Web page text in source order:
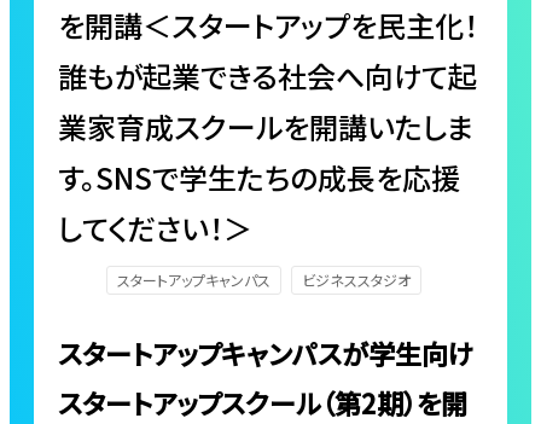
を開講＜スタートアップを民主化！
誰もが起業できる社会へ向けて起
業家育成スクールを開講いたしま
す。SNSで学生たちの成長を応援
してください！＞
スタートアップキャンパス ビジネススタジオ
スタートアップキャンパスが学生向け
スタートアップスクール（第2期）を開